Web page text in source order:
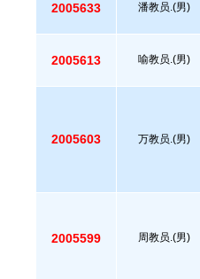
2005633 潘教员.(男)
2005613 喻教员.(男)
2005603 万教员.(男)
2005599 周教员.(男)